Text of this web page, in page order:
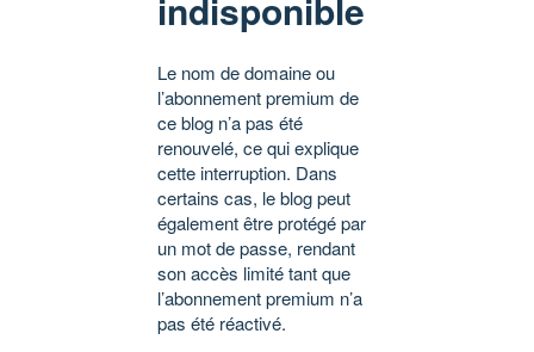
Le nom de domaine ou
l’abonnement premium de
ce blog n’a pas été
renouvelé, ce qui explique
cette interruption. Dans
certains cas, le blog peut
également être protégé par
un mot de passe, rendant
son accès limité tant que
l’abonnement premium n’a
pas été réactivé.